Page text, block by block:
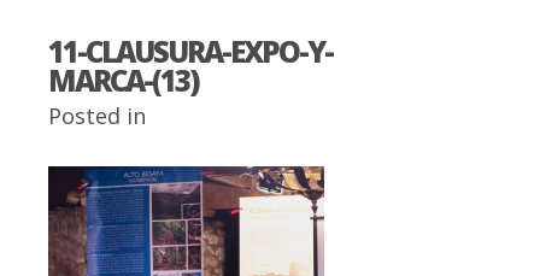
11-CLAUSURA-EXPO-Y-
MARCA-(13)
Posted in